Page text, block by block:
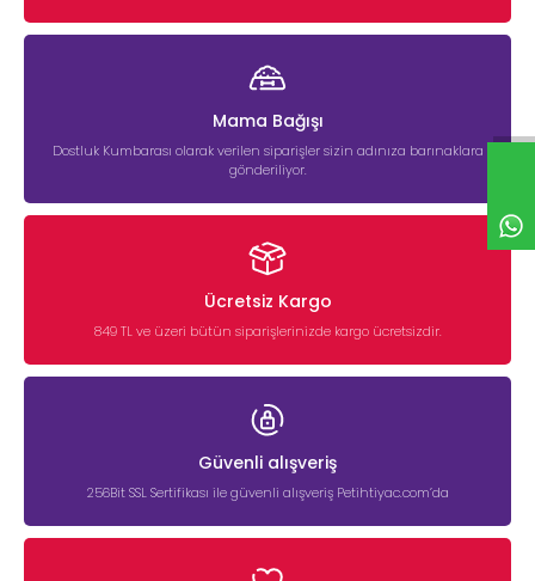
Mama Bağışı
Dostluk Kumbarası olarak verilen siparişler sizin adınıza barınaklara
gönderiliyor.
Ücretsiz Kargo
849 TL ve üzeri bütün siparişlerinizde kargo ücretsizdir.
Güvenli alışveriş
256Bit SSL Sertifikası ile güvenli alışveriş Petihtiyac.com’da